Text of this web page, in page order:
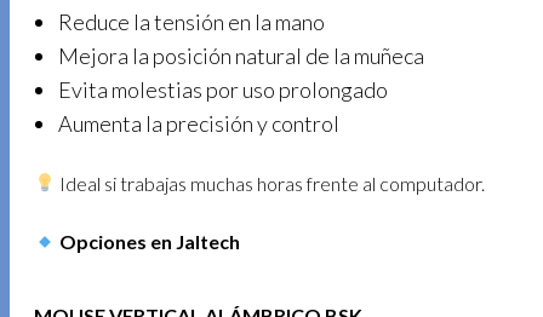
Reduce la tensión en la mano
Mejora la posición natural de la muñeca
Evita molestias por uso prolongado
Aumenta la precisión y control
Ideal si trabajas muchas horas frente al computador.
Opciones en Jaltech